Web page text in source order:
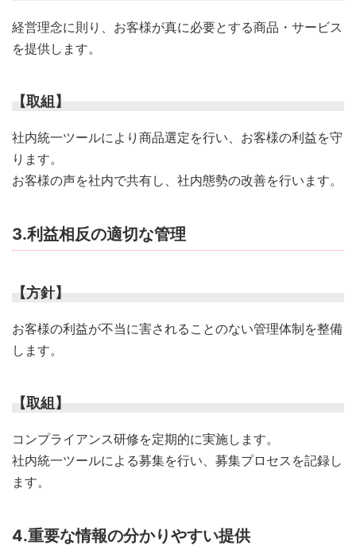
経営理念に則り、お客様が真に必要とする商品・サービス
を提供します。
【取組】
社内統一ツールにより商品選定を行い、お客様の利益を守
ります。
お客様の声を社内で共有し、社内態勢の改善を行います。
3.利益相反の適切な管理
【方針】
お客様の利益が不当に害されることのない管理体制を整備
します。
【取組】
コンプライアンス研修を定期的に実施します。
社内統一ツールによる募集を行い、募集プロセスを記録し
ます。
4.重要な情報の分かりやすい提供